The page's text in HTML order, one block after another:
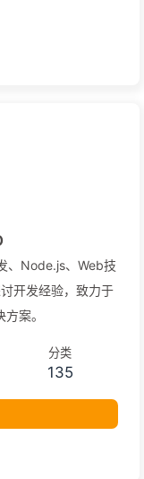
、Node.js、Web技
开发经验，致力于
案。
分类
135